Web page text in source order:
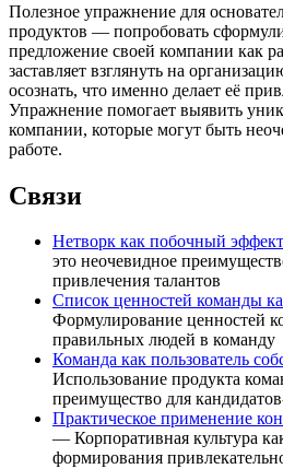
Полезное упражнение для
продуктов — попробовать
предложение своей компании как
заставляет взглянуть на
осознать, что именно делает её
Упражнение помогает выявить
компании, которые могут быть
работе.
Связи
Нетворк как побочный эффект
это неочевидное
привлечения талантов
Список ценностей команды
Формулирование ценностей
правильных людей в команду
Команда как пользователь
Использование продукта
преимущество для
Практическое применение
— Корпоративная культура
формирования